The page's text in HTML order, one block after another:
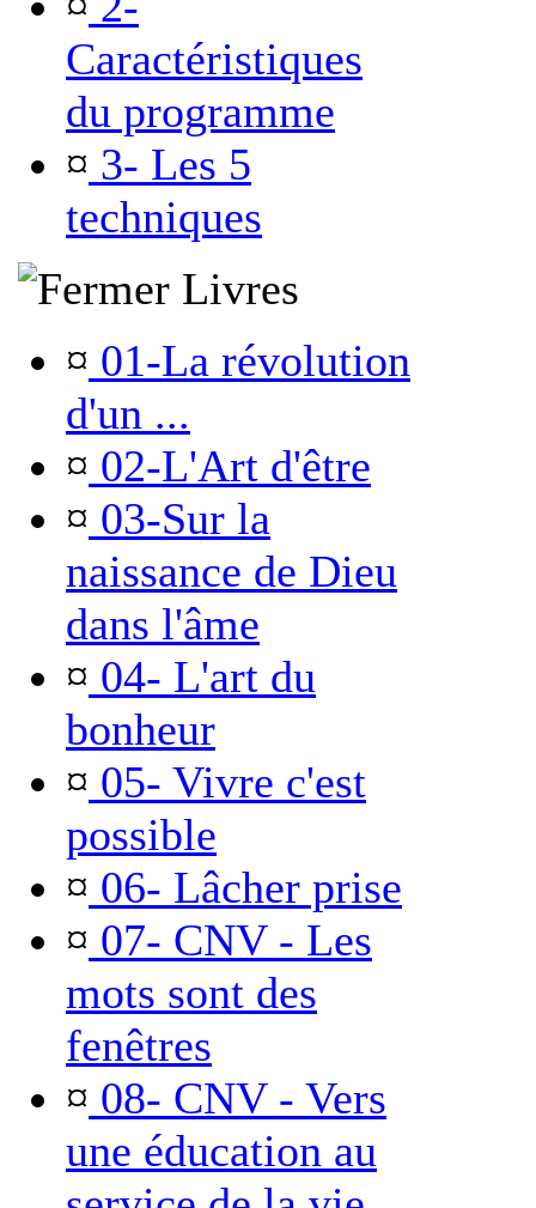
Caractéristiques
du programme
¤ 3- Les 5
techniques
Livres
¤ 01-La révolution
d'un ...
¤ 02-L'Art d'être
¤ 03-Sur la
naissance de Dieu
dans l'âme
¤ 04- L'art du
bonheur
¤ 05- Vivre c'est
possible
¤ 06- Lâcher prise
¤ 07- CNV - Les
mots sont des
fenêtres
¤ 08- CNV - Vers
une éducation au